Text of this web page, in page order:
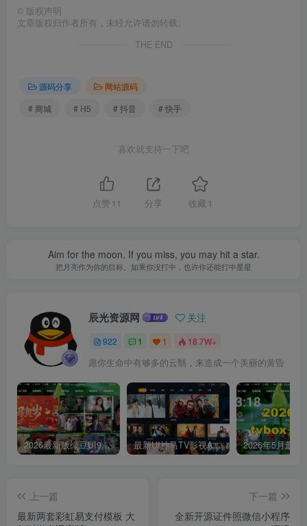
© 版权声明
文章版权归作者所有，未经允许请勿转载。
THE END
源码分享
网站源码
# 商城
# H5 # 抖音 # 快手
喜欢就支持一下吧
点赞 11 分享 收藏 1
Aim for the moon. If you miss, you may hit a star.
把月亮作为你的目标。如果你没打中，也许你还能打中星星
辰光资源网 关注
922 1 1 18.7W+
愿你生命中有够多的云翳，来造成一个美丽的黄昏
2026最新版绿豆UI9双端影视APP源码 最新UI神马TV影视APP源码 乐檬影视苹果CMS后台 包含前后端源码
上一篇
最新两套彩虹易支付模板 大
下一篇
全新开源证件照微信小程序